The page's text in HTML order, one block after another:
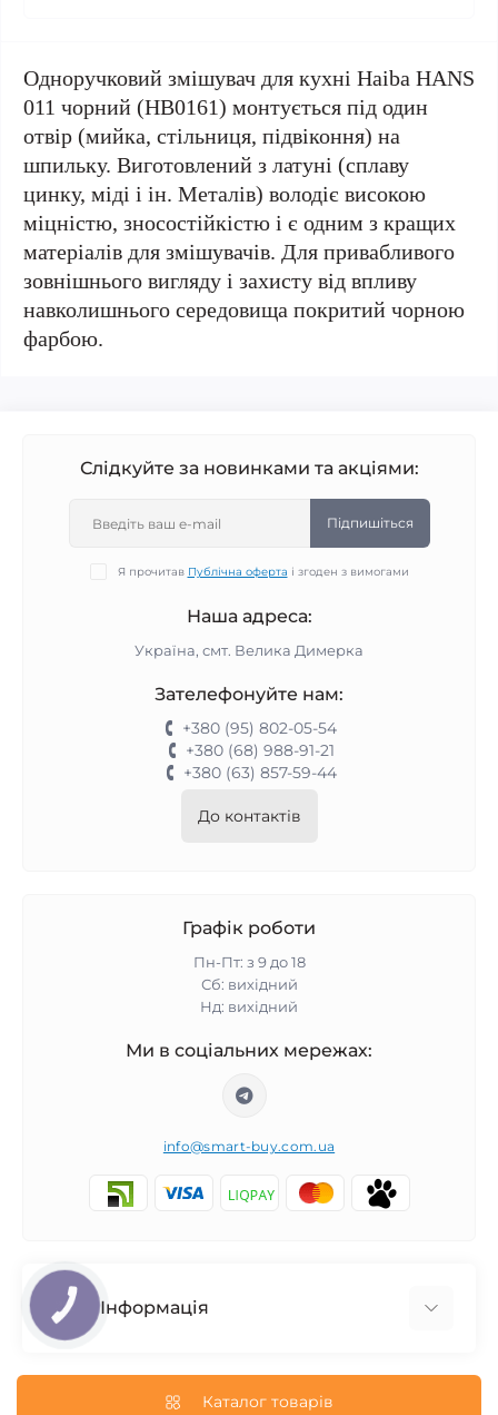
Одноручковий змішувач для кухні Haiba HANS
011 чорний (HB0161) монтується під один
отвір (мийка, стільниця, підвіконня) на
шпильку. Виготовлений з латуні (сплаву
цинку, міді і ін. Металів) володіє високою
міцністю, зносостійкістю і є одним з кращих
матеріалів для змішувачів. Для привабливого
зовнішнього вигляду і захисту від впливу
навколишнього середовища покритий чорною
фарбою.
Слідкуйте за новинками та акціями:
Підпишіться
Я прочитав Публічна оферта і згоден з вимогами
Наша адреса:
Україна, смт. Велика Димерка
Зателефонуйте нам:
+380 (95) 802-05-54
+380 (68) 988-91-21
+380 (63) 857-59-44
До контактів
Графік роботи
Пн-Пт: з 9 до 18
Сб: вихідний
Нд: вихідний
Ми в соціальних мережах:
info@smart-buy.com.ua
Інформація
Каталог товарів
КНОПКА
ЗВ'ЯЗКУ